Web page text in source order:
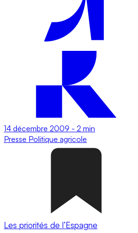
14 décembre 2009 - 2 min
Presse Politique agricole
Les priorités de l’Espagne